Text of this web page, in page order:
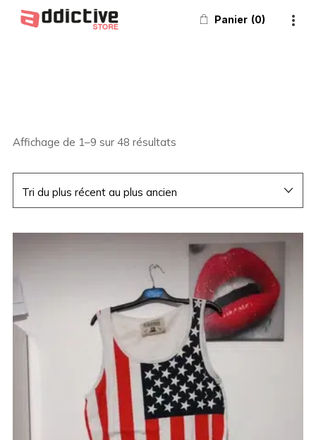
Panier 0
Affichage de 1–9 sur 48 résultats